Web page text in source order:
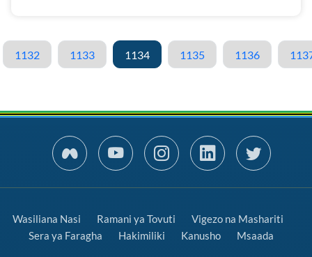
1132 1133 1134 1135 1136
Wasiliana Nasi Ramani ya Tovuti
Vigezo na Mashariti
Sera ya Faragha
Hakimiliki Kanusho Msaada